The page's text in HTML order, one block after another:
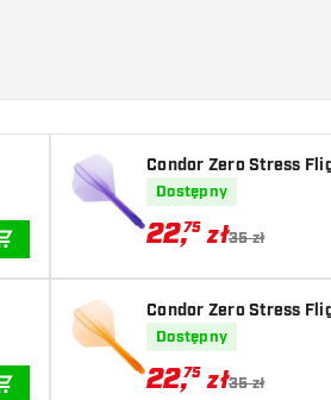
Condor Zero Stress
Dostępny
22,75 zł35 zł
Condor Zero Stress
Dostępny
22,75 zł35 zł